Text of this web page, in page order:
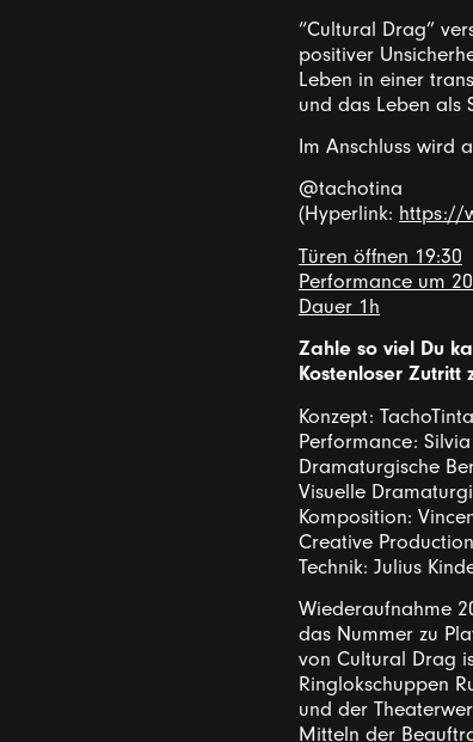
“Cultural Drag”
positiver
Leben in einer
und das Leben als
Im Anschluss wird
@tachotina
(Hyperlink: https://
Türen öffnen 19:30
Performance um
Dauer 1h
Zahle so viel Du
Kostenloser Zutritt
Konzept: TachoTinta
Performance:
Dramaturgische
Visuelle
Komposition:
Creative
Technik: Julius
Wiederaufnahme
das Nummer zu
von Cultural Drag
Ringlokschuppen
und der
Mitteln der